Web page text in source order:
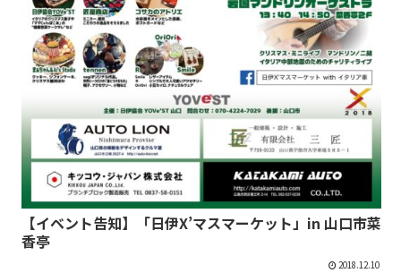
【イベント告知】「日伊X’マスマーケット」in 山口市菜
香亭
2018.12.10